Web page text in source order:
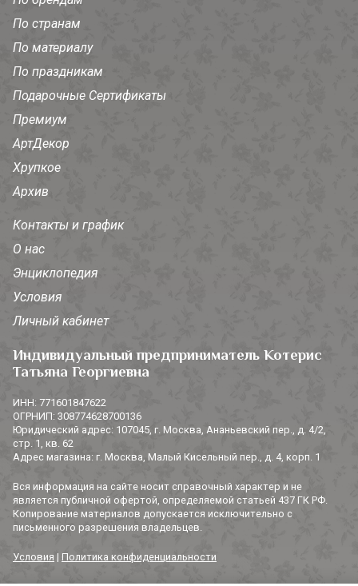
По странам
По материалу
По праздникам
Подарочные Сертификаты
Премиум
АртДекор
Хрупкое
Архив
Контакты и график
О нас
Энциклопедия
Условия
Личный кабинет
Индивидуальный предприниматель Котерис
Татьяна Георгиевна
ИНН: 771601847622
ОГРНИП: 308774628700136
Юридический адрес: 107045, г. Москва, Ананьевский пер., д. 4/2,
стр. 1, кв. 62
Адрес магазина: г. Москва, Малый Кисельный пер., д. 4, корп. 1
Вся информация на сайте носит справочный характер и не
является публичной офертой, определяемой статьей 437 ГК РФ.
Копирование материалов допускается исключительно с
письменного разрешения владельцев.
Условия | Политика конфиденциальности